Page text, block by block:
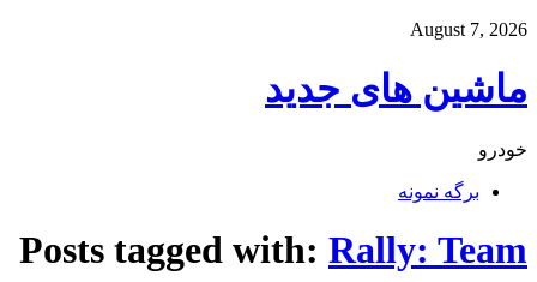
August 7, 2026
ماشین های جدید
خودرو
برگه نمونه
Posts tagged with: Rally: Team